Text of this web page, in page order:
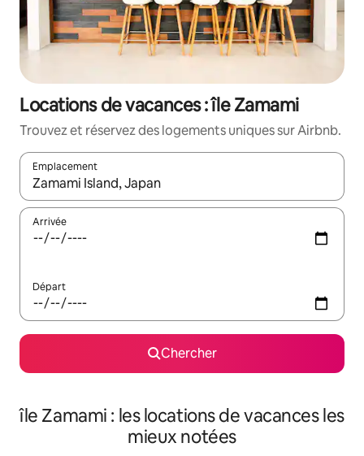
Locations de vacances : île Zamami
Trouvez et réservez des logements uniques sur Airbnb.
Emplacement
Quand les résultats sont affichés, parcourez-les en utilisant
Arrivée
Départ
Chercher
île Zamami : les locations de vacances les
mieux notées